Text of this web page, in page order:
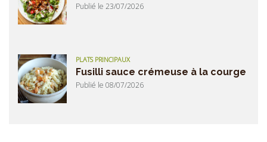
Publié le 23/07/2026
PLATS PRINCIPAUX
Fusilli sauce crémeuse à la courge
Publié le 08/07/2026